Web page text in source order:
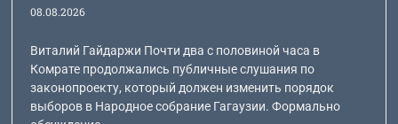
08.08.2026
Виталий Гайдаржи Почти два с половиной часа в
Комрате продолжались публичные слушания по
законопроекту, который должен изменить порядок
выборов в Народное собрание Гагаузии. Формально